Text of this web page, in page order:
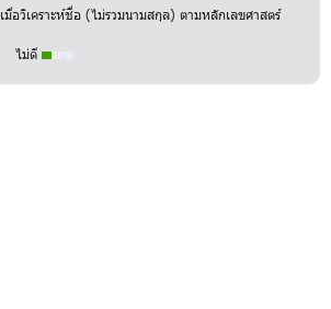
เมื่อวิเคราะห์ชื่อ (ไม่รวมนามสกุล) ตามหลักเลขศาสตร์
ไม่ดี